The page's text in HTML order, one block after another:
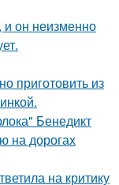
и он неизменно
приготовить из
Бенедикт
на дорогах
на критику